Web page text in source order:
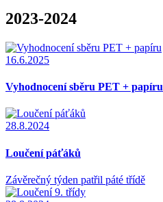
2023-2024
16.6.2025
Vyhodnocení sběru PET + papíru
28.8.2024
Loučení páťáků
Závěrečný týden patřil páté třídě